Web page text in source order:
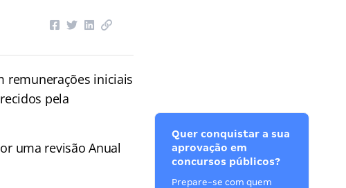
remunerações iniciais
pela
uma revisão Anual
Quer conquistar a sua
aprovação em
concursos públicos?
Prepare-se com quem